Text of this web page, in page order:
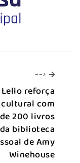
--> -->
reforça
com
200 livros
da biblioteca
de Amy
Winehouse